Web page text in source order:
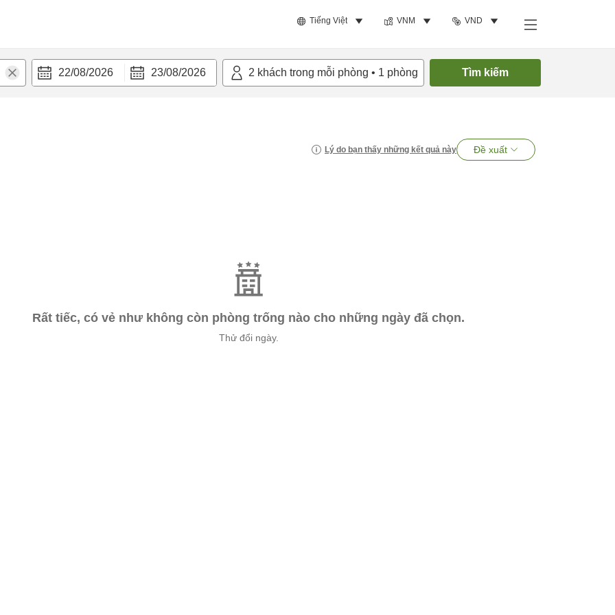
Tiếng Việt VNM VND
22/08/2026 23/08/2026 2 khách trong mỗi phòng • 1 phòng Tìm kiếm
Lý do bạn thấy những kết quả này Đề xuất
Rất tiếc, có vẻ như không còn phòng trống nào cho những ngày đã chọn.
Thử đổi ngày.